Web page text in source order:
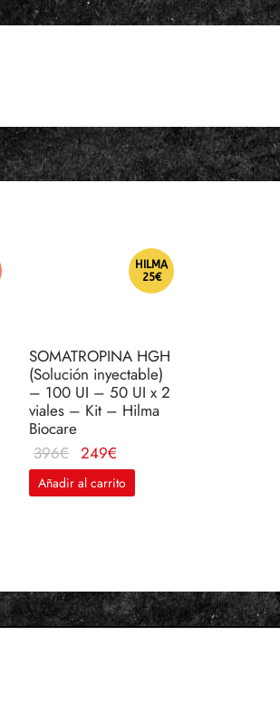
HILMA
25€
SOMATROPINA HGH
(Solución inyectable)
– 100 UI – 50 UI x 2
viales – Kit – Hilma
Biocare
396€ El
precio
original
249€
precio
actual
Añadir al carrito